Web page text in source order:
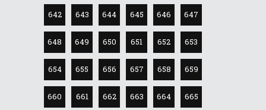
642 643 644 645 646 647
648 649 650 651 652 653
654 655 656 657 658 659
660 661 662 663 664 665